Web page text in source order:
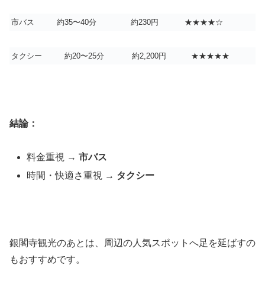
市バス 約35〜40分 約230円 ★★★★☆
タクシー 約20〜25分 約2,200円 ★★★★★
結論：
料金重視 →市バス
時間・快適さ重視 → タクシー
銀閣寺観光のあとは、周辺の人気スポットへ足を延ばすの
もおすすめです。